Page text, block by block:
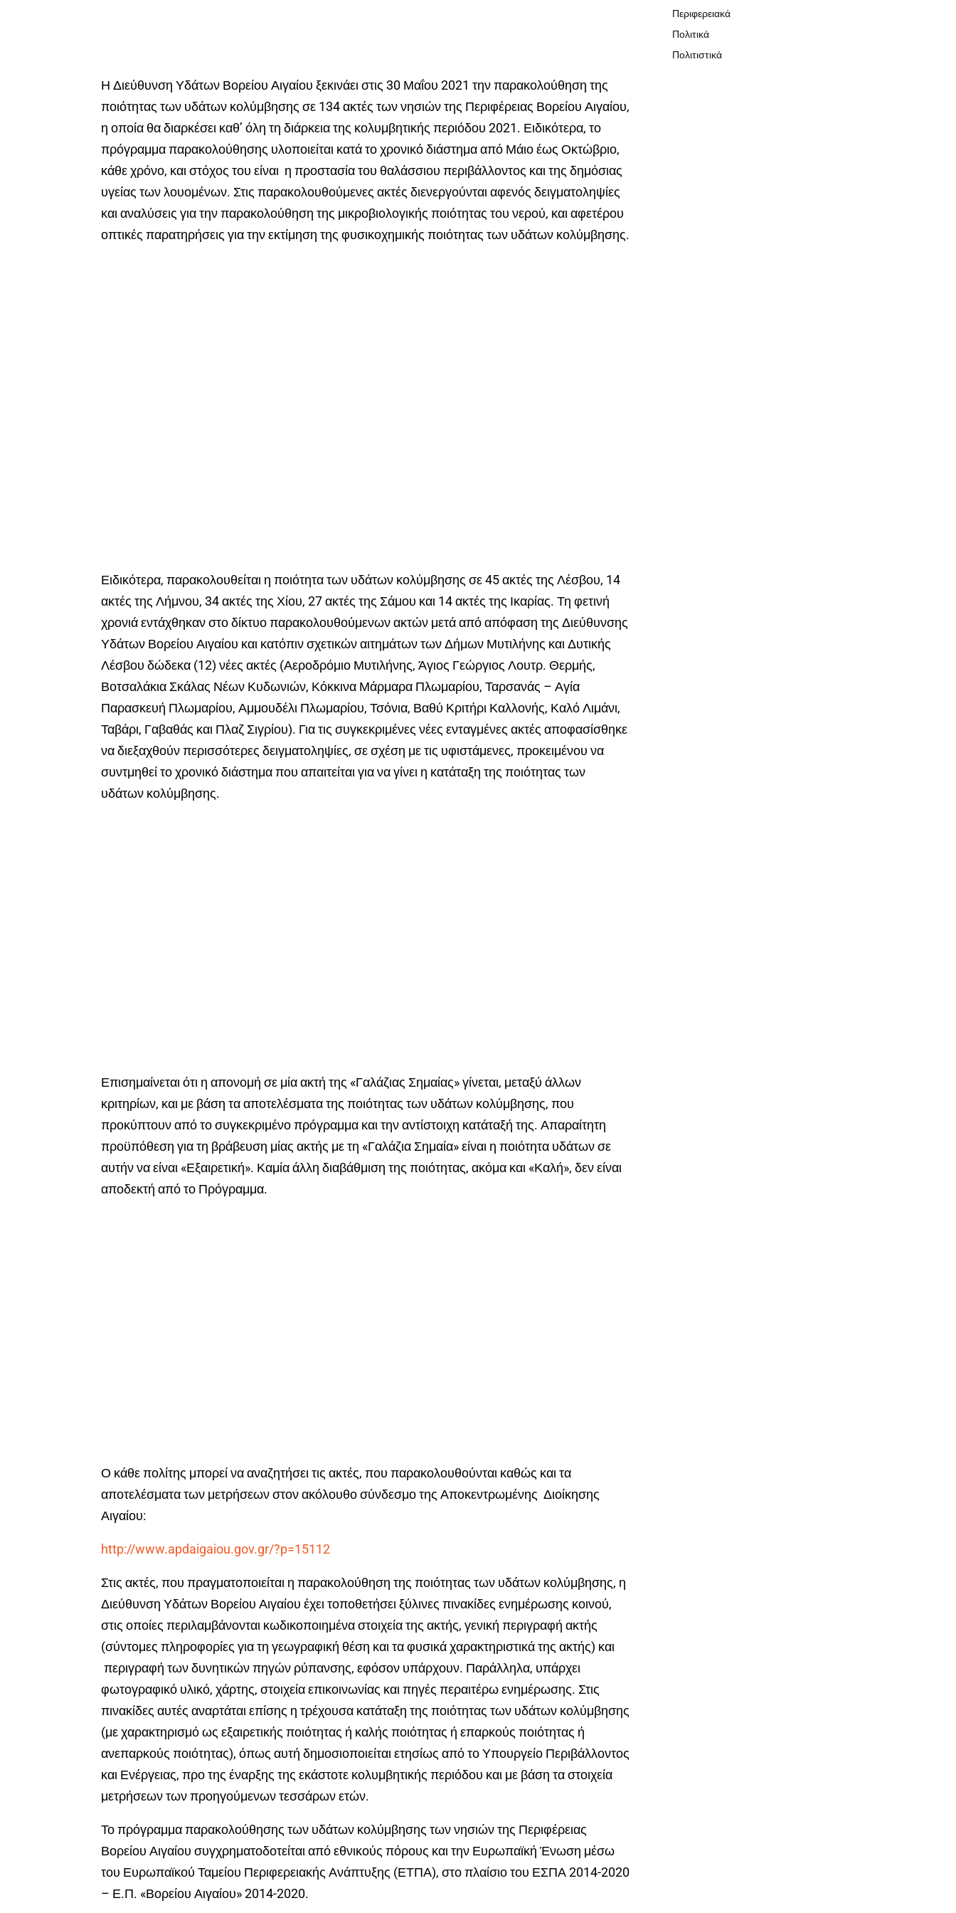
Η Διεύθυνση Υδάτων Βορείου Αιγαίου ξεκινάει στις 30 Μαΐου 2021 την παρακολούθηση της
ποιότητας των υδάτων κολύμβησης σε 134 ακτές των νησιών της Περιφέρειας Βορείου Αιγαίου,
η οποία θα διαρκέσει καθ’ όλη τη διάρκεια της κολυμβητικής περιόδου 2021. Ειδικότερα, το
πρόγραμμα παρακολούθησης υλοποιείται κατά το χρονικό διάστημα από Μάιο έως Οκτώβριο,
κάθε χρόνο, και στόχος του είναι η προστασία του θαλάσσιου περιβάλλοντος και της δημόσιας
υγείας των λουομένων. Στις παρακολουθούμενες ακτές διενεργούνται αφενός δειγματοληψίες
και αναλύσεις για την παρακολούθηση της μικροβιολογικής ποιότητας του νερού, και αφετέρου
οπτικές παρατηρήσεις για την εκτίμηση της φυσικοχημικής ποιότητας των υδάτων κολύμβησης.
Ειδικότερα, παρακολουθείται η ποιότητα των υδάτων κολύμβησης σε 45 ακτές της Λέσβου, 14
ακτές της Λήμνου, 34 ακτές της Χίου, 27 ακτές της Σάμου και 14 ακτές της Ικαρίας. Τη φετινή
χρονιά εντάχθηκαν στο δίκτυο παρακολουθούμενων ακτών μετά από απόφαση της Διεύθυνσης
Υδάτων Βορείου Αιγαίου και κατόπιν σχετικών αιτημάτων των Δήμων Μυτιλήνης και Δυτικής
Λέσβου δώδεκα (12) νέες ακτές (Αεροδρόμιο Μυτιλήνης, Άγιος Γεώργιος Λουτρ. Θερμής,
Βοτσαλάκια Σκάλας Νέων Κυδωνιών, Κόκκινα Μάρμαρα Πλωμαρίου, Ταρσανάς – Αγία
Παρασκευή Πλωμαρίου, Αμμουδέλι Πλωμαρίου, Τσόνια, Βαθύ Κριτήρι Καλλονής, Καλό Λιμάνι,
Ταβάρι, Γαβαθάς και Πλαζ Σιγρίου). Για τις συγκεκριμένες νέες ενταγμένες ακτές αποφασίσθηκε
να διεξαχθούν περισσότερες δειγματοληψίες, σε σχέση με τις υφιστάμενες, προκειμένου να
συντμηθεί το χρονικό διάστημα που απαιτείται για να γίνει η κατάταξη της ποιότητας των
υδάτων κολύμβησης.
Επισημαίνεται ότι η απονομή σε μία ακτή της «Γαλάζιας Σημαίας» γίνεται, μεταξύ άλλων
κριτηρίων, και με βάση τα αποτελέσματα της ποιότητας των υδάτων κολύμβησης, που
προκύπτουν από το συγκεκριμένο πρόγραμμα και την αντίστοιχη κατάταξή της. Απαραίτητη
προϋπόθεση για τη βράβευση μίας ακτής με τη «Γαλάζια Σημαία» είναι η ποιότητα υδάτων σε
αυτήν να είναι «Εξαιρετική». Καμία άλλη διαβάθμιση της ποιότητας, ακόμα και «Καλή», δεν είναι
αποδεκτή από το Πρόγραμμα.
Ο κάθε πολίτης μπορεί να αναζητήσει τις ακτές, που παρακολουθούνται καθώς και τα
αποτελέσματα των μετρήσεων στον ακόλουθο σύνδεσμο της Αποκεντρωμένης Διοίκησης
Αιγαίου:
http://www.apdaigaiou.gov.gr/?p=15112
Στις ακτές, που πραγματοποιείται η παρακολούθηση της ποιότητας των υδάτων κολύμβησης, η
Διεύθυνση Υδάτων Βορείου Αιγαίου έχει τοποθετήσει ξύλινες πινακίδες ενημέρωσης κοινού,
στις οποίες περιλαμβάνονται κωδικοποιημένα στοιχεία της ακτής, γενική περιγραφή ακτής
(σύντομες πληροφορίες για τη γεωγραφική θέση και τα φυσικά χαρακτηριστικά της ακτής) και
περιγραφή των δυνητικών πηγών ρύπανσης, εφόσον υπάρχουν. Παράλληλα, υπάρχει
φωτογραφικό υλικό, χάρτης, στοιχεία επικοινωνίας και πηγές περαιτέρω ενημέρωσης. Στις
πινακίδες αυτές αναρτάται επίσης η τρέχουσα κατάταξη της ποιότητας των υδάτων κολύμβησης
(με χαρακτηρισμό ως εξαιρετικής ποιότητας ή καλής ποιότητας ή επαρκούς ποιότητας ή
ανεπαρκούς ποιότητας), όπως αυτή δημοσιοποιείται ετησίως από το Υπουργείο Περιβάλλοντος
και Ενέργειας, προ της έναρξης της εκάστοτε κολυμβητικής περιόδου και με βάση τα στοιχεία
μετρήσεων των προηγούμενων τεσσάρων ετών.
Το πρόγραμμα παρακολούθησης των υδάτων κολύμβησης των νησιών της Περιφέρειας
Βορείου Αιγαίου συγχρηματοδοτείται από εθνικούς πόρους και την Ευρωπαϊκή Ένωση μέσω
του Ευρωπαϊκού Ταμείου Περιφερειακής Ανάπτυξης (ΕΤΠΑ), στο πλαίσιο του ΕΣΠΑ 2014-2020
– Ε.Π. «Βορείου Αιγαίου» 2014-2020.
Περιφερειακά
Πολιτικά
Πολιτιστικά